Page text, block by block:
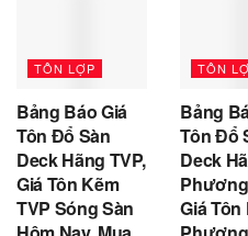
TÔN LỢP
Bảng Báo Giá
Tôn Đổ Sàn
Deck Hãng TVP,
Giá Tôn Kẽm
TVP Sóng Sàn
TÔN
Bảng
Tôn Đổ
Deck
Giá Tôn